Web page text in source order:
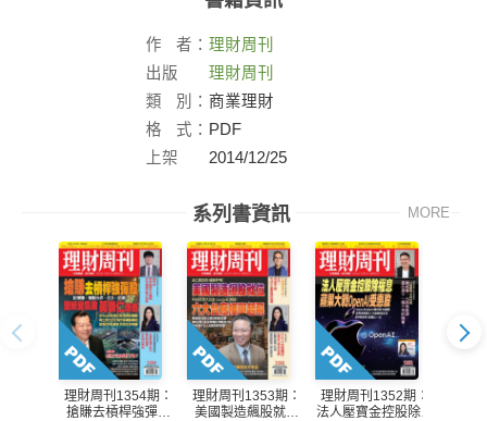
作 者： 理財周刊
出版
社：
理財周刊
類
別： 商業理財
格
式： PDF
上架
2014/12/25
系列書資訊 MORE
理財周刊1354期：
搶賺去槓桿強彈股
理財周刊1353期：
美國製造飆股就位
理財周刊1352期：
法人壓寶金控股除權